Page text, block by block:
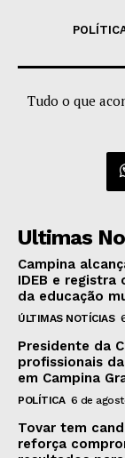
Tudo o que
Ultimas
Campina
IDEB e
da educação
ÚLTIMAS NOTÍCIAS
Presidente da
profissionais
em Campina
POLÍTICA 6 de
Tovar tem
reforça